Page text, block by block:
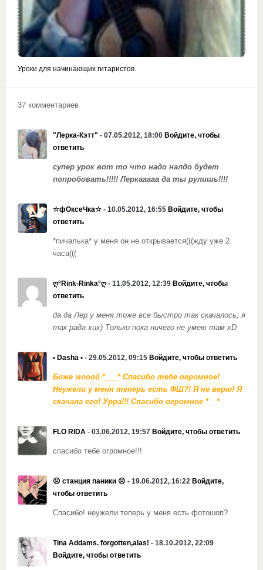
Уроки для начинающих гитаристов.
37 комментариев
"Лерка-Кэтт" - 07.05.2012, 18:00 Войдите, чтобы
ответить
супер урок вот то что надо налдо будет
попробовать!!!!! Леркааааа да ты рулишь!!!!
☆фОксеЧка☆ - 10.05.2012, 16:55 Войдите, чтобы
ответить
*пичалька* у меня он не открывается(((жду уже 2
часа(((
ღ°Rink-Rinka°ღ- 11.05.2012, 12:39 Войдите, чтобы
ответить
да да Лер у меня тоже все быстро так скачалось, я
так рада хих) Только пока ничего не умею там xD
• Dasha • - 29.05.2012, 09:15 Войдите, чтобы ответить
Боже мооой *___* Спасибо тебе огромное!
Неужели у меня теперь есть ФШ?! Я не верю! Я
скачала его! Урра!!! Спасибо огромное *__*
FLO RIDA - 03.06.2012, 19:57 Войдите, чтобы ответить
спасибо тебе огромное!!!
☹ станция паники ☹ - 19.06.2012, 16:22 Войдите,
чтобы ответить
Спасибо! неужели теперь у меня есть фотошоп?
Tina Addams. forgotten,alas! - 18.10.2012, 22:09
Войдите, чтобы ответить